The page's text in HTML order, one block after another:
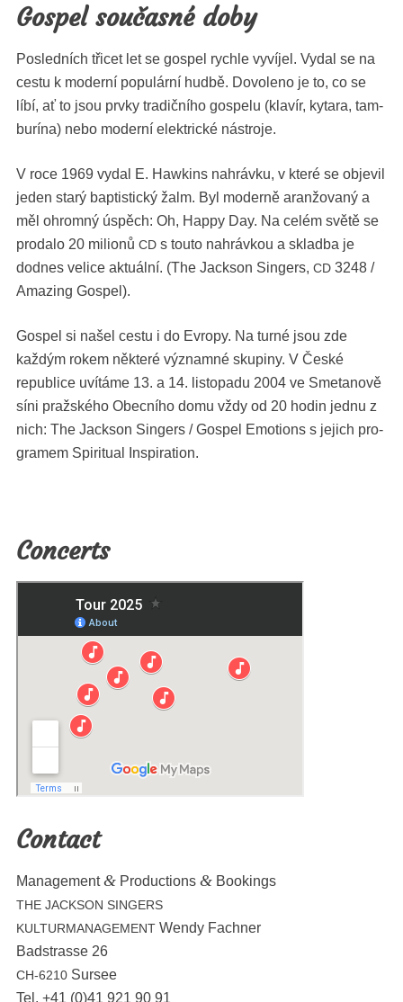
Gospel současné doby
Posled­ních třicet let se gospel rych­le vyví­jel. Vydal se na
ces­tu k mod­erní pop­ulární hud­bě. Dov­oleno je to, co se
líbí, ať to jsou prvky tradičního gospelu (klavír, kytara, tam­
burí­na) nebo mod­erní elek­trické nástroje.
V roce 1969 vydal E. Hawkins nahrávku, v které se objevil
jeden starý bap­ti­stický žalm. Byl mod­erně aranžo­vaný a
měl ohrom­ný úspěch: Oh, Hap­py Day. Na celém světě se
pro­da­lo 20 mil­ionů CDs touto nahrávk­ou a sklad­ba je
dodnes velice aktuál­ní. (The Jack­son Singers, CD3248 /
Amaz­ing Gospel).
Gospel si našel ces­tu i do Evropy. Na turné jsou zde
každým rokem něk­teré výz­nam­né skupiny. V České
repub­lice uvítáme 13. a 14. listopadu 2004 ve Smetanově
síni pražského Obec­ního domu vždy od 20 hodin jed­nu z
nich: The Jack­son Singers / Gospel Emo­tions s jejich pro­
gramem Spir­i­tu­al Inspiration.
Concerts
Contact
Man­age­ment&Pro­duc­tions &Bookings
THE JACKSON SINGERS
KULTURMANAGEMENTWendy Fachner
Bad­strasse 26
CH-6210Sursee
Tel. +41 (0)41 921 90 91